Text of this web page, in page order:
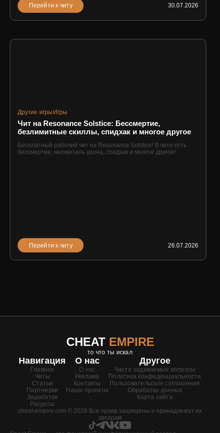
Перейти к читу 30.07.2026
Другие игры Игры
Чит на Resonance Solstice: Бессмертие,
безлимитные скиллы, спидхак и многое другое
Бесплатный рабочий чит на Resonance Solstice! В чите есть
бессмертие, множитель урона, спидхак и многое другое!
Перейти к читу 26.07.2026
CHEAT EMPIRE
то что ты искал
Навигация
Главная
Читы
Статьи
Партнерки
Заработок
Ресурсы
О нас
О нас
Реклама
Контакты
Наши проекты
Другое
Часто задаваемые вопросы
Политика конфиденциальности
Пользовательское соглашение
Обработка данных
Карта сайта
cheat-empire.com © 2026 Все права защищены и принадлежат их
авторам